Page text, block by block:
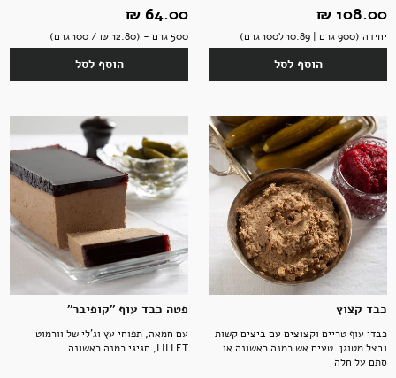
108.00 ‏₪
יחידה (900 גרם | 10.89 ל100 גרם)
הוסף לסל
64.00 ‏₪
500 גרם - (12.80 ‏₪ / 100 גרם)
הוסף לסל
כבד קצוץ
כבדי עוף טריים וקצוצים עם ביצים קשות
ובצל מטוגן. טעים אש כמנה ראשונה או
סתם על חלה
פטה כבד עוף "קופיבר"
עם חמאה, תפוחי עץ וג'לי של וורמוט
LILLET, חגיגי כמנה ראשונה